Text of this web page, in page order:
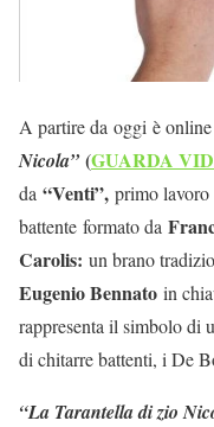
A partire da oggi è
Nicola”(GUARDA
da “Venti”, primo lavoro
battente formato da
Carolis: un brano
Eugenio Bennato in
rappresenta il simbolo di
di chitarre battenti, i De
“La Tarantella di zio